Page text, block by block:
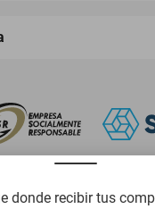
donde recibir tus